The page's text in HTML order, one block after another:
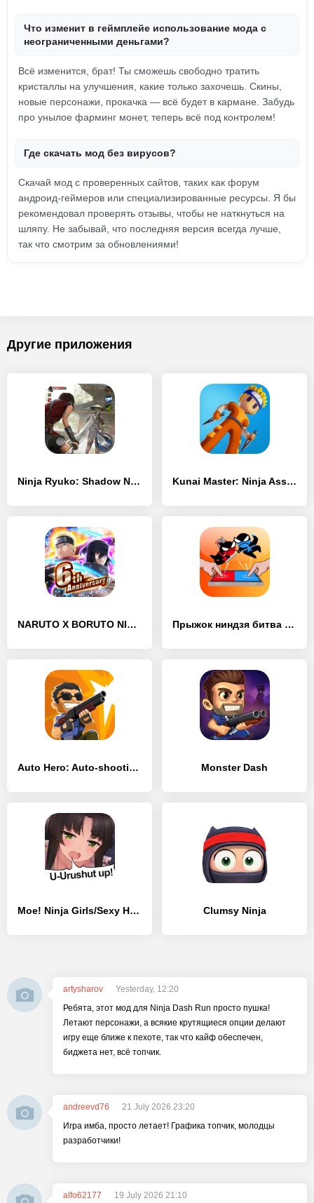
Что изменит в геймплейе использование мода с
неограниченными деньгами?
Всё изменится, брат! Ты сможешь свободно тратить
кристаллы на улучшения, какие только захочешь. Скины,
новые персонажи, прокачка — всё будет в кармане. Забудь
про унылое фарминг монет, теперь всё под контролем!
Где скачать мод без вирусов?
Скачай мод с проверенных сайтов, таких как форум
андроид-геймеров или специализированные ресурсы. Я бы
рекомендовал проверять отзывы, чтобы не наткнуться на
шляпу. Не забывай, что последняя версия всегда лучше,
так что смотрим за обновлениями!
Другие приложения
Ninja Ryuko: Shadow Ninja Game Kunai Master: Ninja Assassin
NARUTO X BORUTO NINJA VOLTAGE Прыжок ниндзя битва - 2 игрока
Auto Hero: Auto-shooting game Monster Dash
Moe! Ninja Girls/Sexy Happenings at Shinobi School Clumsy Ninja
artysharov
Yesterday, 12:20
Ребята, этот мод для Ninja Dash Run просто пушка!
Летают персонажи, а всякие крутящиеся опции делают
игру еще ближе к пехоте, так что кайф обеспечен,
биджета нет, всё топчик.
andreevd76
21 July 2026 23:20
Игра имба, просто летает! Графика топчик, молодцы
разработчики!
alfo62177
19 July 2026 21:10